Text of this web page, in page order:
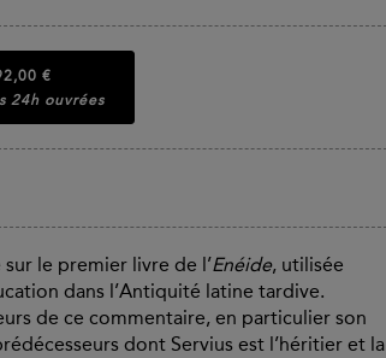
€
24h ouvrées
le premier livre de l’Enéide, utilisée
dans l’Antiquité latine tardive.
de ce commentaire, en particulier son
dont Servius est l’héritier et la